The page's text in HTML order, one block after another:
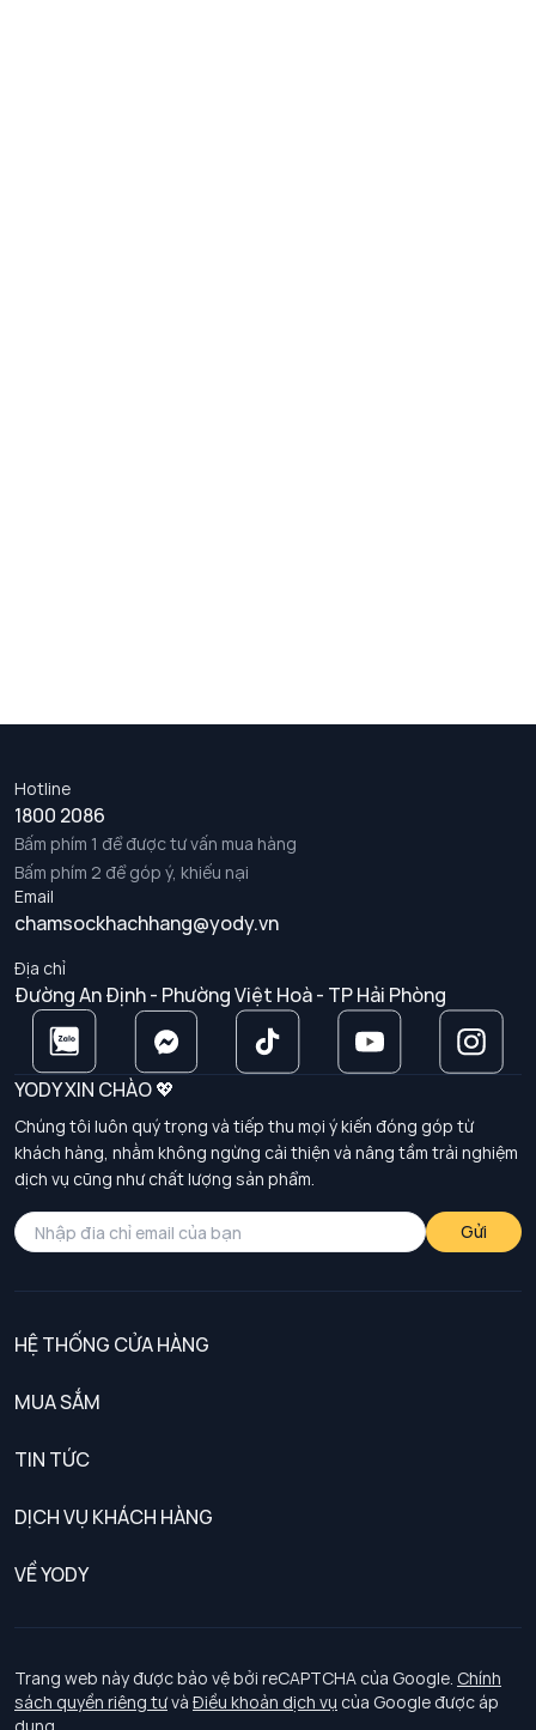
Hotline
1800 2086
Bấm phím 1 để được tư vấn mua hàng
Bấm phím 2 để góp ý, khiếu nại
Email
chamsockhachhang@yody.vn
Địa chỉ
Đường An Định - Phường Việt Hoà - TP Hải Phòng
YODY XIN CHÀO 💖
Chúng tôi luôn quý trọng và tiếp thu mọi ý kiến đóng góp từ
khách hàng, nhằm không ngừng cải thiện và nâng tầm trải nghiệm
dịch vụ cũng như chất lượng sản phẩm.
Gửi
HỆ THỐNG CỬA HÀNG
MUA SẮM
TIN TỨC
DỊCH VỤ KHÁCH HÀNG
Chính sách khách hàng thân thiết
Chính sách bảo vệ dữ liệu cá nhân
Chính sách thanh toán, giao nhận
VỀ YODY
Tuyển dụng
Trang web này được bảo vệ bởi reCAPTCHA của Google. Chính
sách quyền riêng tưvà Điều khoản dịch vụ của Google được áp